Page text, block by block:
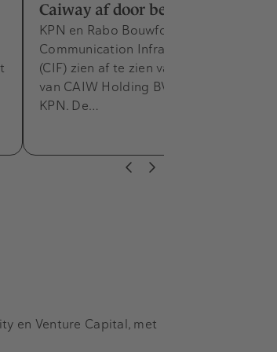
Caiway af door bezwaren NMa
KPN en Rabo Bouwfonds
Communication Infrastructure Fund
(CIF) zien af te zien van de overname
van CAIW Holding BV (Caiway) door
KPN. De…
en Venture Capital, met